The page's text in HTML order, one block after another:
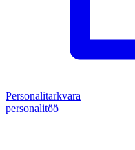
Personalitarkvara
personalitöö